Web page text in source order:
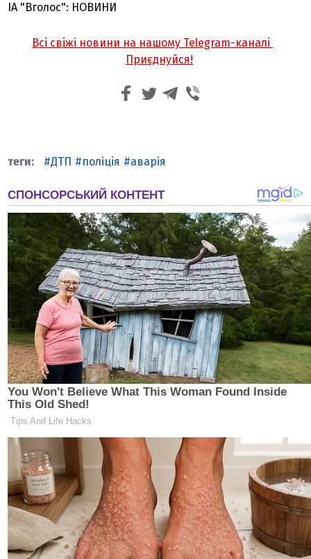
ІА "Вголос": НОВИНИ
Всі свіжі новини на нашому Telegram-каналі
Приєднуйся!
ДТП поліція аварія